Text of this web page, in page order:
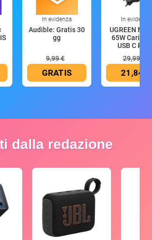
In evidenza
Audible: Gratis 30
gg
9,99 €
GRATIS
In evidenza
UGREEN
65W
USB C
29,99 €
21,84 €
dalla redazione